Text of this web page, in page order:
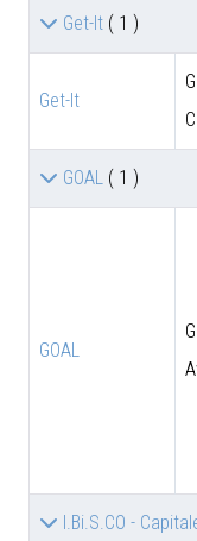
Get-It ( 1 )
Get-It
GOAL ( 1 )
GOAL
I.Bi.S.CO -